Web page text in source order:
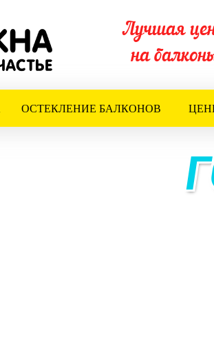
Лучшая
на
ОСТЕКЛЕНИЕ БАЛКОНОВ